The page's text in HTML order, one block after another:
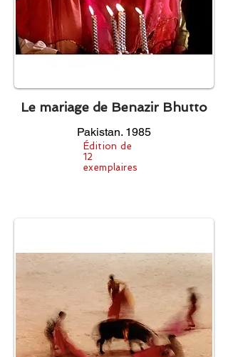
Le mariage de Benazir Bhutto
Pakistan. 1985
Édition de
12
exemplaires